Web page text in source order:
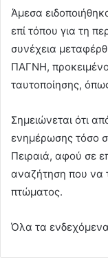
Άμεσα
επί τόπου για τη
συνέχεια
ΠΑΓΝΗ,
ταυτοποίησης,
Σημειώνεται ότι
ενημέρωσης τόσο
Πειραιά, αφού σε
αναζήτηση που να
πτώματος.
Όλα τα ενδεχόμενα